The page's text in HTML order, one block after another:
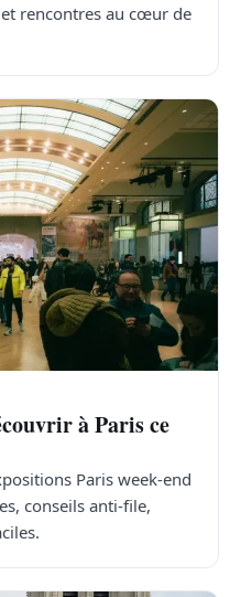
rencontres au cœur de
à Paris ce
Paris week-end
conseils anti-file,